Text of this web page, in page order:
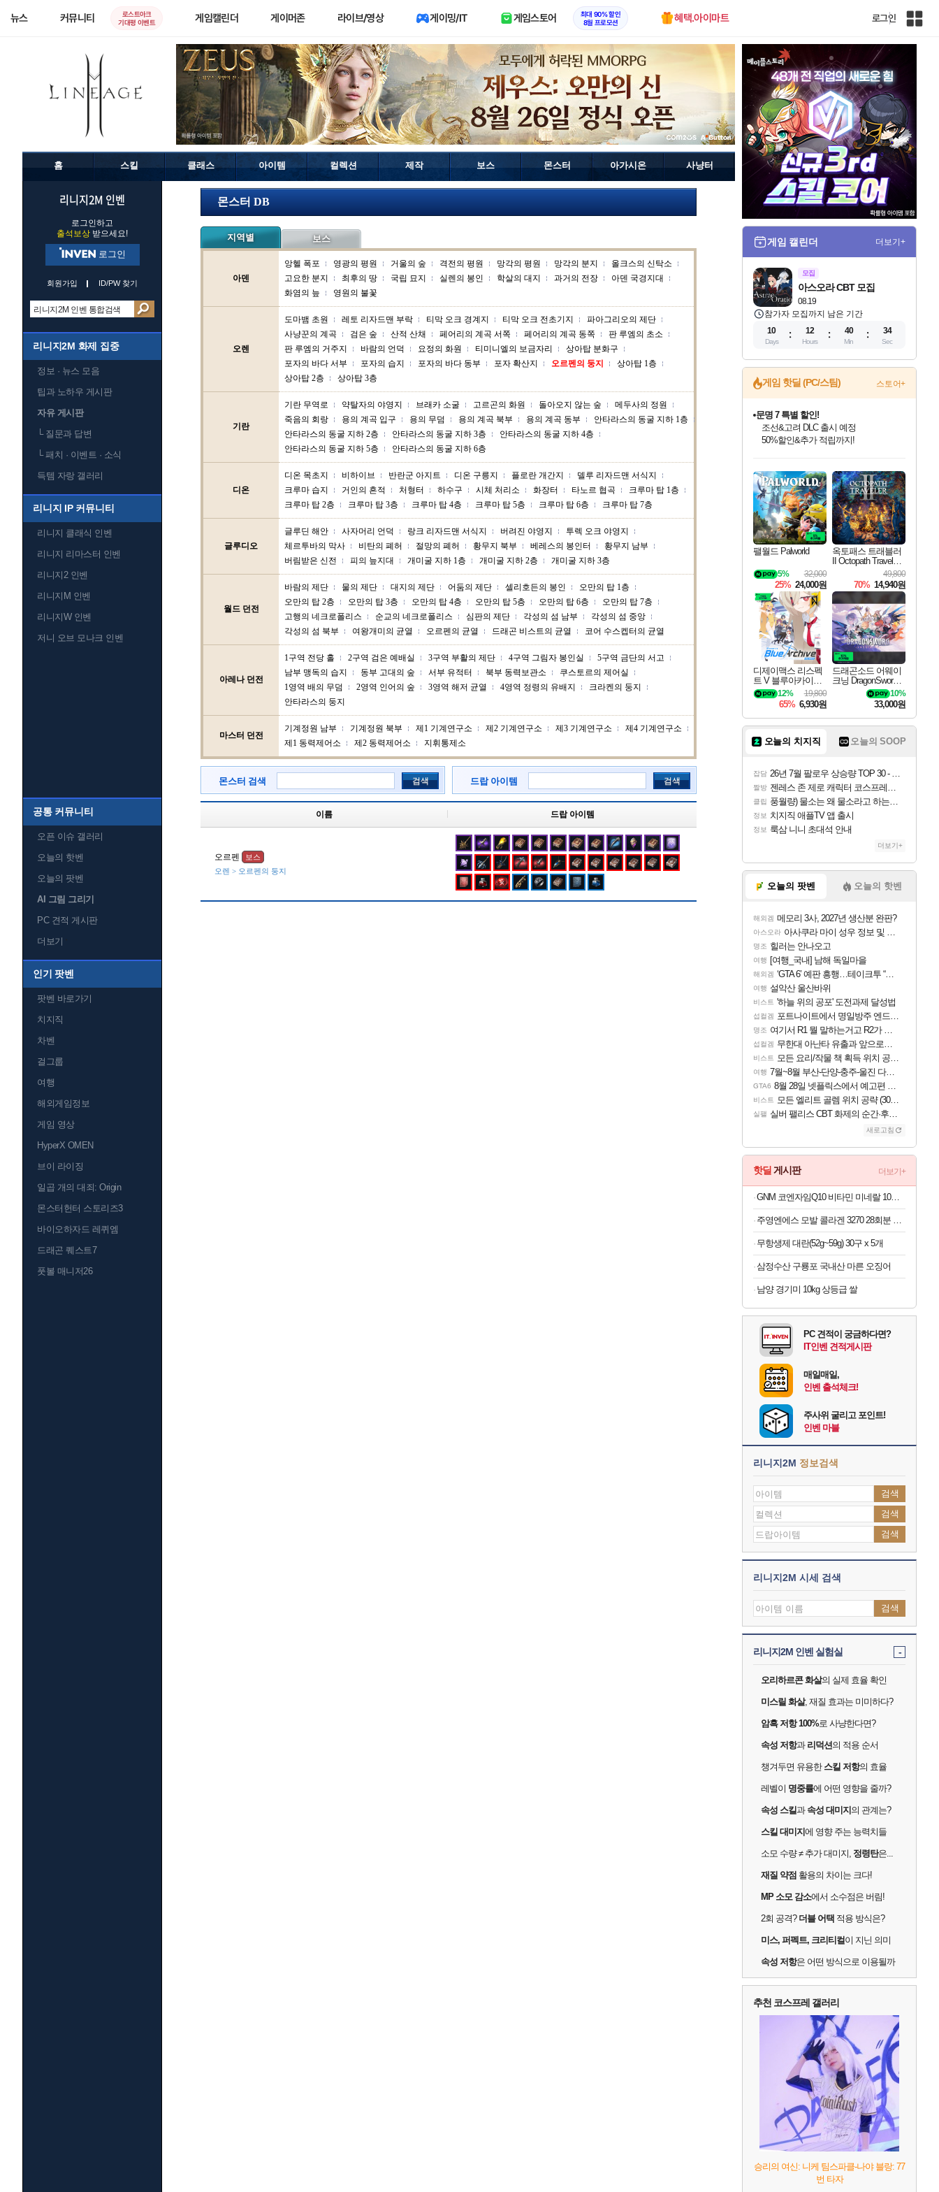
뉴스 커뮤니티
로스트아크
기대평 이벤트
게임캘린더 게이머존 라이브/영상 게이밍/IT 게임스토어
최대 90% 할인
8월 프로모션
혜택.아이마트 로그인
인
홈 스킬 클래스 아이템 컬렉션 제작 보스 몬스터 아가시온 사냥터
리니지2M 인벤
로그인하고
출석보상 받으세요!
로그인
회원가입 ID/PW 찾기
리니지2M 화제 집중
정보 · 뉴스 모음
팁과 노하우 게시판
자유 게시판
└질문과 답변
└패치 · 이벤트 · 소식
득템 자랑 갤러리
리니지 IP 커뮤니티
리니지 클래식 인벤
리니지 리마스터 인벤
리니지2 인벤
리니지M 인벤
리니지W 인벤
저니 오브 모나크 인벤
공통 커뮤니티
오픈 이슈 갤러리
오늘의 핫벤
오늘의 팟벤
AI 그림 그리기
PC 견적 게시판
더보기
인기 팟벤
팟벤 바로가기
치지직
차벤
걸그룹
여행
해외게임정보
게임 영상
HyperX OMEN
브이 라이징
일곱 개의 대죄: Origin
몬스터헌터 스토리즈3
바이오하자드 레퀴엠
드래곤 퀘스트7
풋볼 매니저26
몬스터 DB
지역별 보스
아덴
앙헬 폭포 영광의 평원 거울의 숲 격전의 평원 망각의 평원 망각의 분지
올크스의 신탁소
고요한 분지
최후의 땅 국립 묘지 실렌의 봉인 학살의 대지 과거의 전장
아덴 국경지대
화염의 늪
영원의 불꽃
오렌
도마뱀 초원 레토 리자드맨 부락 티막 오크 경계지 티막 오크 전초기지
파아그리오의 제단
사냥꾼의 계곡
검은 숲 산적 산채 페어리의 계곡 서쪽 페어리의 계곡 동쪽
판 루엠의 초소
판 루엠의 거주지
바람의 언덕 요정의 화원 티미니엘의 보금자리
상아탑 분화구
포자의 바다 서부
포자의 습지 포자의 바다 동부 포자 확산지 오르펜의 둥지
상아탑 1층
상아탑 2층
상아탑 3층
기란
기란 무역로 약탈자의 야영지 브래카 소굴 고르곤의 화원 돌아오지 않는 숲
메두사의 정원
죽음의 회랑
용의 계곡 입구 용의 무덤 용의 계곡 북부 용의 계곡 동부
안타라스의 동굴 지하 1층
안타라스의 동굴 지하 2층
안타라스의 동굴 지하 3층
안타라스의 동굴 지하 4층
안타라스의 동굴 지하 5층
안타라스의 동굴 지하 6층
디온
디온 목초지 비하이브 반란군 아지트 디온 구릉지 플로란 개간지
델루 리자드맨 서식지
크루마 습지
거인의 흔적 처형터 하수구 시체 처리소 화장터 타노르 협곡
크루마 탑 1층
크루마 탑 2층
크루마 탑 3층 크루마 탑 4층 크루마 탑 5층 크루마 탑 6층 크루마 탑 7층
글루디오
글루딘 해안 사자머리 언덕 랑크 리자드맨 서식지 버려진 야영지
투렉 오크 야영지
체르투바의 막사
비탄의 폐허 절망의 폐허 황무지 북부 베레스의 봉인터
황무지 남부
버림받은 신전
피의 늪지대 개미굴 지하 1층 개미굴 지하 2층 개미굴 지하 3층
월드 던전
바람의 제단 물의 제단 대지의 제단 어둠의 제단 셀리호든의 봉인
오만의 탑 1층
오만의 탑 2층
오만의 탑 3층 오만의 탑 4층 오만의 탑 5층 오만의 탑 6층
오만의 탑 7층
고행의 네크로폴리스
순교의 네크로폴리스 심판의 제단 각성의 섬 남부
각성의 섬 중앙
각성의 섬 북부
여왕개미의 균열 오르펜의 균열 드래곤 비스트의 균열 코어 수스켑터의 균열
아레나 던전
1구역 전당 홀 2구역 검은 예배실 3구역 부활의 제단 4구역 그림자 봉인실
5구역 금단의 서고
남부 맹독의 습지
동부 고대의 숲 서부 유적터 북부 동력보관소
쿠스토르의 제어실
1영역 배의 무덤
2영역 인어의 숲 3영역 해저 균열 4영역 정령의 유배지
크라켄의 둥지
안타라스의 둥지
마스터 던전
기계정원 남부 기계정원 북부 제1 기계연구소 제2 기계연구소 제3 기계연구소
제4 기계연구소
제1 동력제어소
제2 동력제어소 지휘통제소
몬스터 검색 검색 드랍 아이템 검색
이름 드랍 아이템
오르펜
보스
오렌 > 오르펜의 둥지
게임 캘린더 더보기+
모집
08.19
아스오라 CBT 모집
참가자 모집까지 남은 기간
10
Days
12
Hours
40
Min
33
Sec
게임 핫딜 (PC/스팀) 스토어+
최대 90% 할인가를 만나보세요!
네이버혜택과 함께 만나보세요!
문명 7 특별 할인!
조선&고려 DLC 출시 예정
50%할인&추가 적립까지!
네이버 포인트 혜택까지!
이니&베니 혜택까지!
네이버 혜택가와 함께 예약하세요!
할인&네이버혜택으로 만나보세요!
네이버페이 혜택과 만나보세요!
40주년 프로모션으로 만나보세요!
할인가에 만나보세요!
일부 에디션 상시 할인!
혜택으로 예약 판매 중
편안하게 충전하세요
팰월드 Palworld
32,000
5%
25% 24,000원
옥토패스 트래블러
II Octopath Traveler I
49,800
70% 14,940원
디제이맥스 리스펙
트 V 블루아카이브
팩 DJMAX RESPE
CT V Blue Archive P
ack DLC
19,800
12%
65% 6,930원
드래곤소드 어웨이
크닝 DragonSword A
10%
33,000원
오늘의 치지직 오늘의 SOOP
잡담 26년 7월 팔로우 상승량 TOP 30 - 월간 치지직
짤방 젠레스 존 제로 캐릭터 코스프레한 꽁주
클립 풍월량) 물소는 왜 물소라고 하는거야? 아! 그만 ㅋㅋ
정보 치지직 애플TV 앱 출시
정보 룩삼 니니 초대석 안내
더보기+
오늘의 팟벤 오늘의 핫벤
해외겜 메모리 3사, 2027년 생산분 완판?
아스오라 아사쿠라 마이 성우 정보 및 주요 필모
명조 힐러는 안나오고
여행 [여행_국내] 남해 독일마을
해외겜 ‘GTA 6’ 예판 흥행…테이크투 “내부 예상 크게 넘어”
여행 설악산 울산바위
비스트 '하늘 위의 공포' 도전과제 달성법
섭컬겜 포트나이트에서 명일방주 엔드필드 [펠리카] 판매 예정
명조 여기서 R1 뭘 말하는거고 R2가 뭘말하는걸까요?
섭컬겜 무한대 아난타 유출과 앞으로의 예상 (루머)
비스트 모든 요리/작물 책 획득 위치 공략 (36개) - 미식가 도전과제
여행 7월~8월 부산-단양-충주-울진 다녀왔어요~
GTA6 8월 28일 넷플릭스에서 예고편 공개 예정
비스트 모든 엘리트 골렘 위치 공략 (30개) - 방랑 결투가
실팰 실버 팰리스 CBT 화제의 순간·후기 모음
새로고침
핫딜 게시판 더보기+
GNM 코엔자임Q10 비타민 미네랄 10종 120정
주영엔에스 모발 콜라겐 3270 28회분 x 6개
무항생제 대란(52g~59g) 30구 x 5개
삼정수산 구룡포 국내산 마른 오징어
남양 경기미 10kg 상등급 쌀
PC 견적이 궁금하다면?
IT인벤 견적게시판
매일매일,
인벤 출석체크!
주사위 굴리고 포인트!
인벤 마블
리니지2M 정보검색
검색
검색
검색
리니지2M 시세 검색
검색
리니지2M 인벤 실험실 -
오리하르콘 화살의 실제 효율 확인
미스릴 화살, 재질 효과는 미미하다?
암흑 저항 100%로 사냥한다면?
속성 저항과 리덕션의 적용 순서
챙겨두면 유용한 스킬 저항의 효율
레벨이 명중률에 어떤 영향을 줄까?
속성 스킬과 속성 대미지 의 관계는?
스킬 대미지 에 영향 주는 능력치들
소모 수량 ≠ 추가 대미지, 정령탄은...
재질 약점 활용의 차이는 크다!
MP 소모 감소에서 소수점은 버림!
2회 공격? 더블 어택 적용 방식은?
미스, 퍼펙트, 크리티컬이 지닌 의미
속성 저항은 어떤 방식으로 이용될까
추천 코스프레 갤러리
승리의 여신: 니케 팀스파클-나야 블랑: 77
번 타자